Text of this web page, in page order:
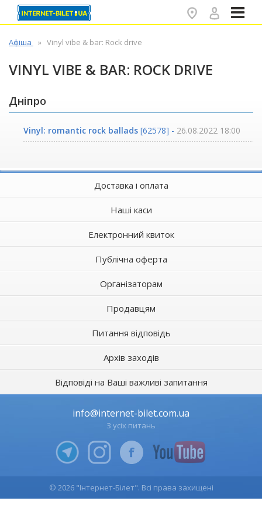
Афіша Vinyl vibe & bar: Rock drive
VINYL VIBE & BAR: ROCK DRIVE
Дніпро
Vinyl: romantic rock ballads [62578] - 26.08.2022 18:00
Доставка і оплата
Наші каси
Електронний квиток
Публічна оферта
Організаторам
Продавцям
Питання відповідь
Архів заходів
Відповіді на Ваші важливі запитання
info@internet-bilet.com.ua
З усіх питань
© 2026 "Інтернет-Білет". Всі права захищені